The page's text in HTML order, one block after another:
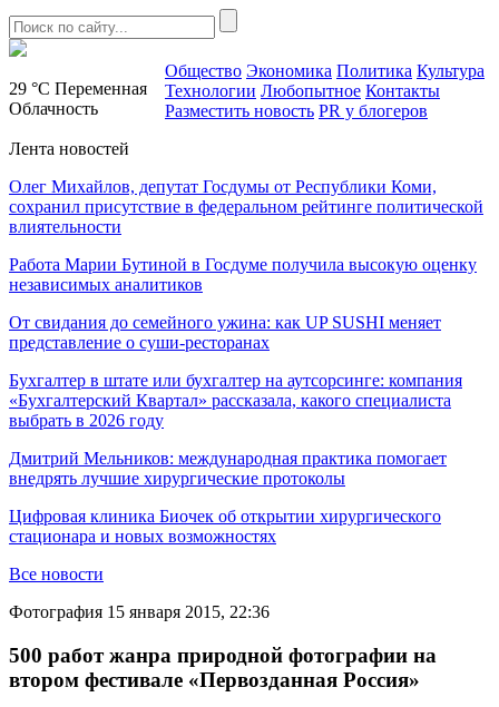
29 °C Переменная
Облачность
Общество Экономика Политика Культура
Технологии Любопытное Контакты
Разместить новость PR у блогеров
Лента новостей
Олег Михайлов, депутат Госдумы от Республики Коми,
сохранил присутствие в федеральном рейтинге политической
влиятельности
Работа Марии Бутиной в Госдуме получила высокую оценку
независимых аналитиков
От свидания до семейного ужина: как UP SUSHI меняет
представление о суши-ресторанах
Бухгалтер в штате или бухгалтер на аутсорсинге: компания
«Бухгалтерский Квартал» рассказала, какого специалиста
выбрать в 2026 году
Дмитрий Мельников: международная практика помогает
внедрять лучшие хирургические протоколы
Цифровая клиника Биочек об открытии хирургического
стационара и новых возможностях
Все новости
Фотография 15 января 2015, 22:36
500 работ жанра природной фотографии на
втором фестивале «Первозданная Россия»